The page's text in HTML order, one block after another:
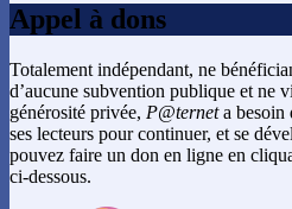
Appel à dons
Totalement indépendant, ne
d’aucune subvention publique et ne
générosité privée, P@terneta besoin
ses lecteurs pour continuer, et se
pouvez faire un don en ligne en
ci-dessous.